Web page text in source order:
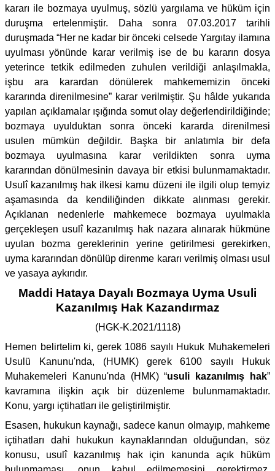
kararı ile bozmaya uyulmuş, sözlü yargılama ve hüküm için
duruşma ertelenmiştir. Daha sonra 07.03.2017 tarihli
duruşmada “Her ne kadar bir önceki celsede Yargıtay ilamına
uyulması yönünde karar verilmiş ise de bu kararın dosya
yeterince tetkik edilmeden zuhulen verildiği anlaşılmakla,
işbu ara karardan dönülerek mahkememizin önceki
kararında direnilmesine” karar verilmiştir. Şu hâlde yukarıda
yapılan açıklamalar ışığında somut olay değerlendirildiğinde;
bozmaya uyulduktan sonra önceki kararda direnilmesi
usulen mümkün değildir. Başka bir anlatımla bir defa
bozmaya uyulmasına karar verildikten sonra uyma
kararından dönülmesinin davaya bir etkisi bulunmamaktadır.
Usulî kazanılmış hak ilkesi kamu düzeni ile ilgili olup temyiz
aşamasında da kendiliğinden dikkate alınması gerekir.
Açıklanan nedenlerle mahkemece bozmaya uyulmakla
gerçekleşen usulî kazanılmış hak nazara alınarak hükmüne
uyulan bozma gereklerinin yerine getirilmesi gerekirken,
uyma kararından dönülüp direnme kararı verilmiş olması usul
ve yasaya aykırıdır.
Maddi Hataya Dayalı Bozmaya Uyma Usuli
Kazanılmış Hak Kazandırmaz
(HGK-K.2021/1118)
Hemen belirtelim ki, gerek 1086 sayılı Hukuk Muhakemeleri
Usulü Kanunu'nda, (HUMK) gerek 6100 sayılı Hukuk
Muhakemeleri Kanunu'nda (HMK) “usuli kazanılmış hak”
kavramına ilişkin açık bir düzenleme bulunmamaktadır.
Konu, yargı içtihatları ile geliştirilmiştir.
Esasen, hukukun kaynağı, sadece kanun olmayıp, mahkeme
içtihatları dahi hukukun kaynaklarından olduğundan, söz
konusu, usulî kazanılmış hak için kanunda açık hüküm